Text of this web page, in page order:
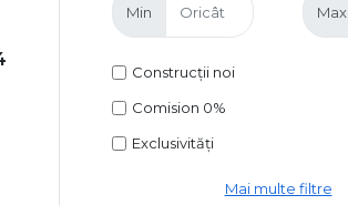
Min Max
Construcții noi
Comision 0%
Exclusivități
Mai multe filtre